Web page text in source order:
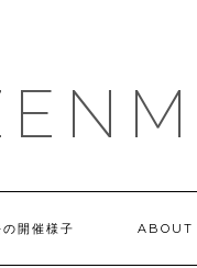
開催様子 ABOUT